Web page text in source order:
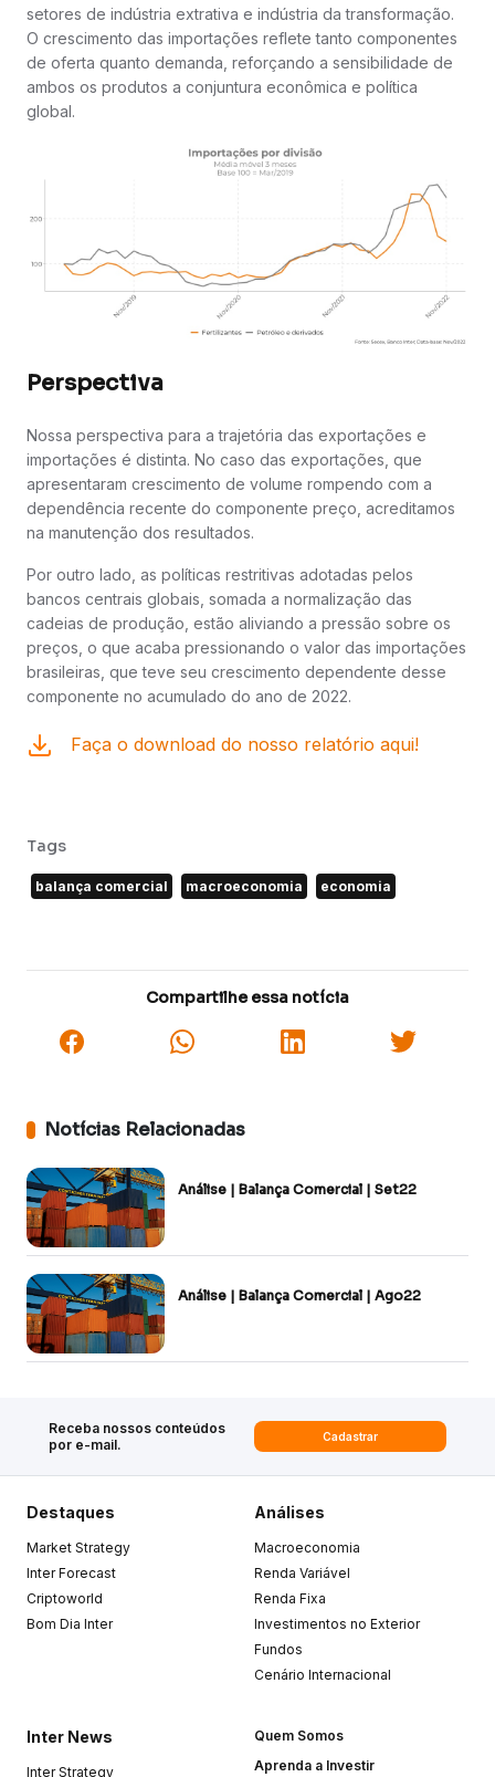
setores de indústria extrativa e indústria da transformação.
O crescimento das importações reflete tanto componentes
de oferta quanto demanda, reforçando a sensibilidade de
ambos os produtos a conjuntura econômica e política
global.
Perspectiva
Nossa perspectiva para a trajetória das exportações e
importações é distinta. No caso das exportações, que
apresentaram crescimento de volume rompendo com a
dependência recente do componente preço, acreditamos
na manutenção dos resultados.
Por outro lado, as políticas restritivas adotadas pelos
bancos centrais globais, somada a normalização das
cadeias de produção, estão aliviando a pressão sobre os
preços, o que acaba pressionando o valor das importações
brasileiras, que teve seu crescimento dependente desse
componente no acumulado do ano de 2022.
Faça o download do nosso relatório aqui!
Tags
balança comercial macroeconomia economia
Compartilhe essa notícia
Notícias Relacionadas
Análise | Balança Comercial | Set22
Análise | Balança Comercial | Ago22
Receba nossos conteúdos
por e-mail.
Cadastrar
Destaques
Market Strategy
Inter Forecast
Criptoworld
Bom Dia Inter
Análises
Macroeconomia
Renda Variável
Renda Fixa
Investimentos no Exterior
Fundos
Cenário Internacional
Inter News
Inter Strategy
Quem Somos
Aprenda a Investir